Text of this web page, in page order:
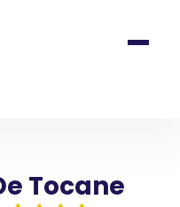
Tocane